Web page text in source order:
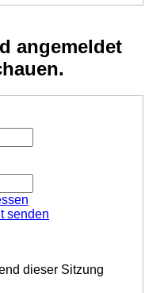
angemeldet
senden
dieser Sitzung